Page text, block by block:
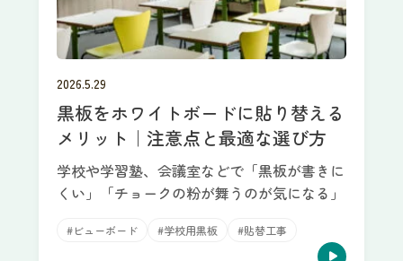
2026.5.29
黒板をホワイトボードに貼り替える
メリット｜注意点と最適な選び方
学校や学習塾、会議室などで「黒板が書きに
くい」「チョークの粉が舞うのが気になる」
#ビューボード #学校用黒板 #貼替工事